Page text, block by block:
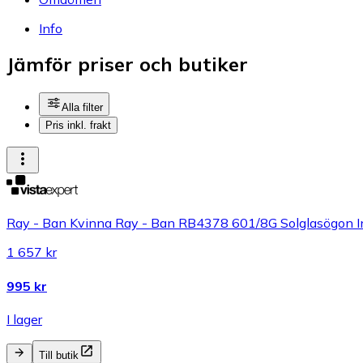
Info
Jämför priser och butiker
Alla filter
Pris inkl. frakt
Ray - Ban Kvinna Ray - Ban RB4378 601/8G Solglasögon
1 657 kr
995 kr
I lager
Till butik